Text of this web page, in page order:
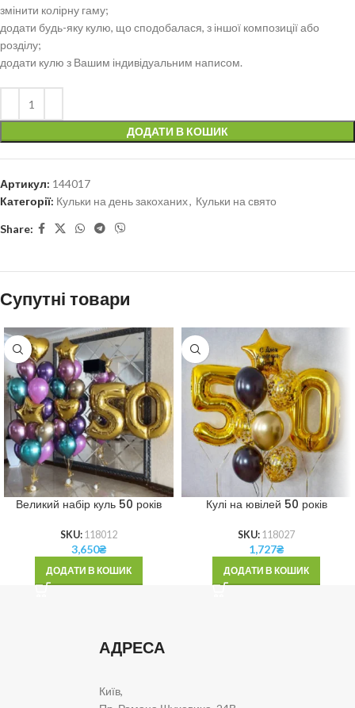
змінити колірну гаму;
додати будь-яку кулю, що сподобалася, з іншої композиції або
розділу;
додати кулю з Вашим індивідуальним написом.
ДОДАТИ В КОШИК
Артикул: 144017
Категорії: Кульки на день закоханих, Кульки на свято
Share:
Супутні товари
Великий набір куль 50 років
SKU: 118012
3,650₴
ДОДАТИ В КОШИК
Кулі на ювілей 50 років
SKU: 118027
1,727₴
ДОДАТИ В КОШИК
АДРЕСА
Київ,